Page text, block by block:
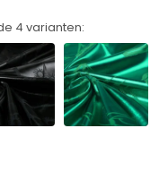
4 varianten: